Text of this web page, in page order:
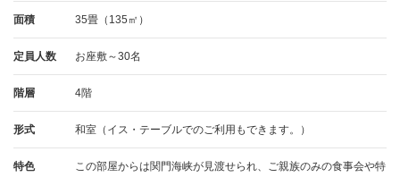
面積 35畳（135㎡）
定員人数 お座敷～30名
階層 4階
形式 和室（イス・テーブルでのご利用もできます。）
特色
この部屋からは関門海峡が見渡せられ、ご親族のみの食事会や特